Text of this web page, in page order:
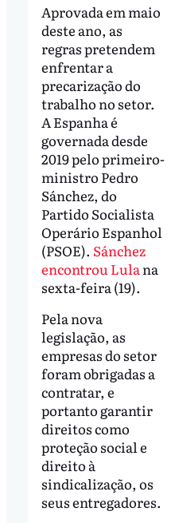
Aprovada em maio
deste ano, as
regras pretendem
enfrentar a
precarização do
trabalho no setor.
A Espanha é
governada desde
2019 pelo primeiro-
ministro Pedro
Sánchez, do
Partido Socialista
Operário Espanhol
(PSOE). Sánchez
encontrou Lula na
sexta-feira (19).
Pela nova
legislação, as
empresas do setor
foram obrigadas a
contratar, e
portanto garantir
direitos como
proteção social e
direito à
sindicalização, os
seus entregadores.